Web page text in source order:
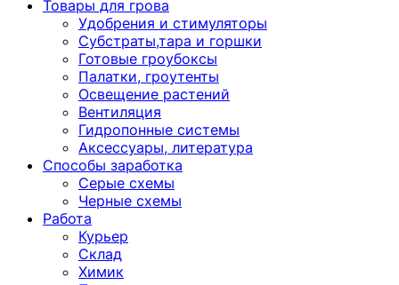
Товары для грова
Удобрения и стимуляторы
Субстраты,тара и горшки
Готовые гроубоксы
Палатки, гроутенты
Освещение растений
Вентиляция
Гидропонные системы
Аксессуары, литература
Способы заработка
Серые схемы
Черные схемы
Работа
Курьер
Склад
Химик